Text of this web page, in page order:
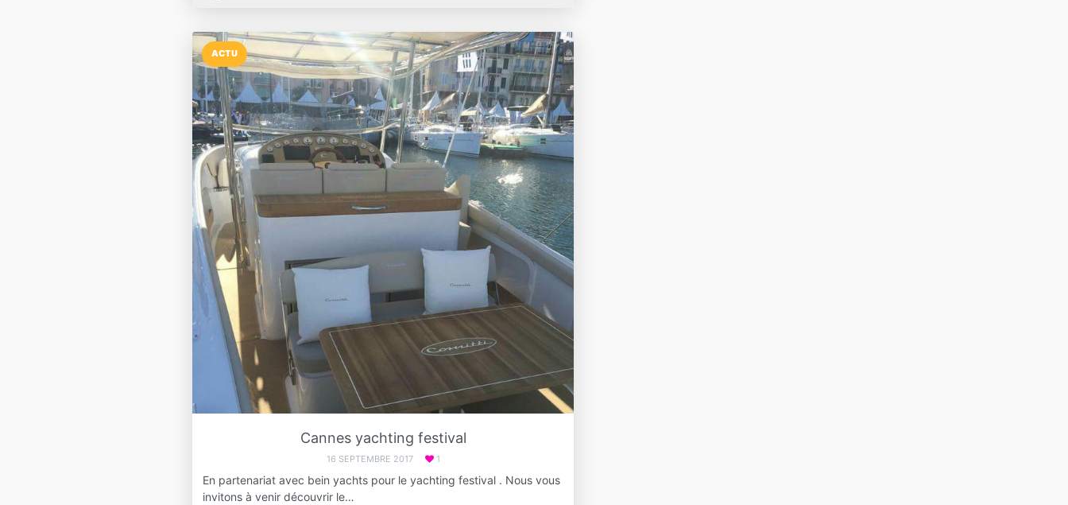
ACTU
Cannes yachting festival
16 SEPTEMBRE 2017 1
En partenariat avec bein yachts pour le yachting festival . Nous vous
invitons à venir découvrir le…